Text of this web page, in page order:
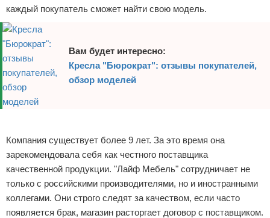
каждый покупатель сможет найти свою модель.
Вам будет интересно:
Кресла "Бюрократ": отзывы покупателей,
обзор моделей
Компания существует более 9 лет. За это время она
зарекомендовала себя как честного поставщика
качественной продукции. "Лайф Мебель" сотрудничает не
только с российскими производителями, но и иностранными
коллегами. Они строго следят за качеством, если часто
появляется брак, магазин расторгает договор с поставщиком.